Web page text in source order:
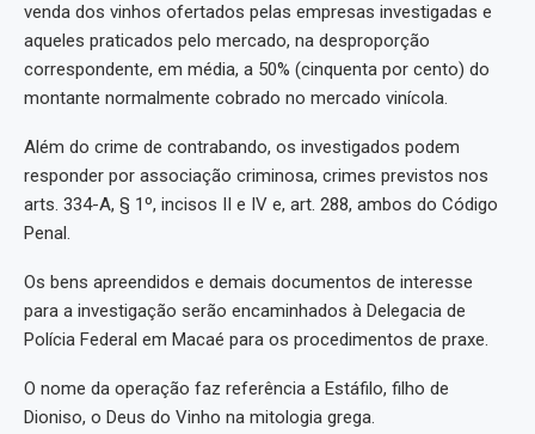
venda dos vinhos ofertados pelas empresas investigadas e
aqueles praticados pelo mercado, na desproporção
correspondente, em média, a 50% (cinquenta por cento) do
montante normalmente cobrado no mercado vinícola.
Além do crime de contrabando, os investigados podem
responder por associação criminosa, crimes previstos nos
arts. 334-A, § 1º, incisos II e IV e, art. 288, ambos do Código
Penal.
Os bens apreendidos e demais documentos de interesse
para a investigação serão encaminhados à Delegacia de
Polícia Federal em Macaé para os procedimentos de praxe.
O nome da operação faz referência a Estáfilo, filho de
Dioniso, o Deus do Vinho na mitologia grega.